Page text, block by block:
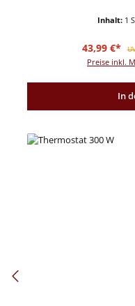
Inhalt: 1
43,99 €*
Preise inkl.
In